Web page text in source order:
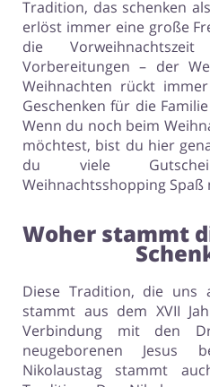
Tradition, das schenken
erlöst immer eine große
die
Vorbereitungen – der
Weihnachten rückt
Geschenken für die
Wenn du noch beim
möchtest, bist du hier
du viele
Weihnachtsshopping Spaß
Woher stammt
Diese Tradition, die uns
stammt aus dem XVII
Verbindung mit den
neugeborenen Jesus
Nikolaustag stammt